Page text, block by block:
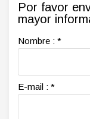
Por favor
mayor
Nombre : *
E-mail : *